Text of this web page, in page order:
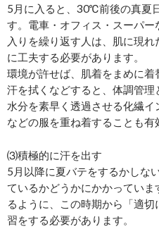
5月に入ると、30℃前後の真夏
す。電車・オフィス・スーパ
入りを繰り返す人は、肌に現
に工夫する必要があります。
環境が許せば、肌着をまめに
汗を拭くなどすると、体調管理
水分を素早く透過させる化繊
などの服を重ね着することも
⑶積極的に汗を出す
5月以降に夏バテをするかしな
ているかどうかにかかってい
るように、この時期から「適
習をする必要があります。